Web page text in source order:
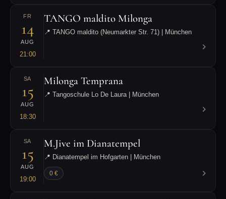
FR
14
AUG
21:00
TANGO maldito Milonga
📍 TANGO maldito (Neumarkter Str. 71) | München
SA
15
AUG
18:30
Milonga Temprana
📍 Tangoschule Lo De Laura | München
SA
15
AUG
19:00
M.Jive im Dianatempel
📍 Dianatempel im Hofgarten | München
0 €